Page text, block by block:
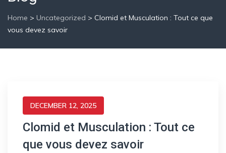
Home > Uncategorized > Clomid et Musculation : Tout ce que
vous devez savoir
DECEMBER 12, 2025
Clomid et Musculation : Tout ce
que vous devez savoir